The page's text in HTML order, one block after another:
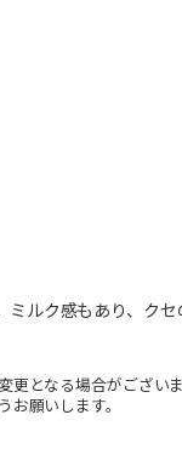
ルク感もあり、ク
となる場合がござい
願いします。